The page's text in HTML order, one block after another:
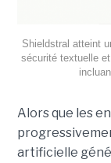
Shieldstral atteint
sécurité textuelle
Alors que les
artificielle